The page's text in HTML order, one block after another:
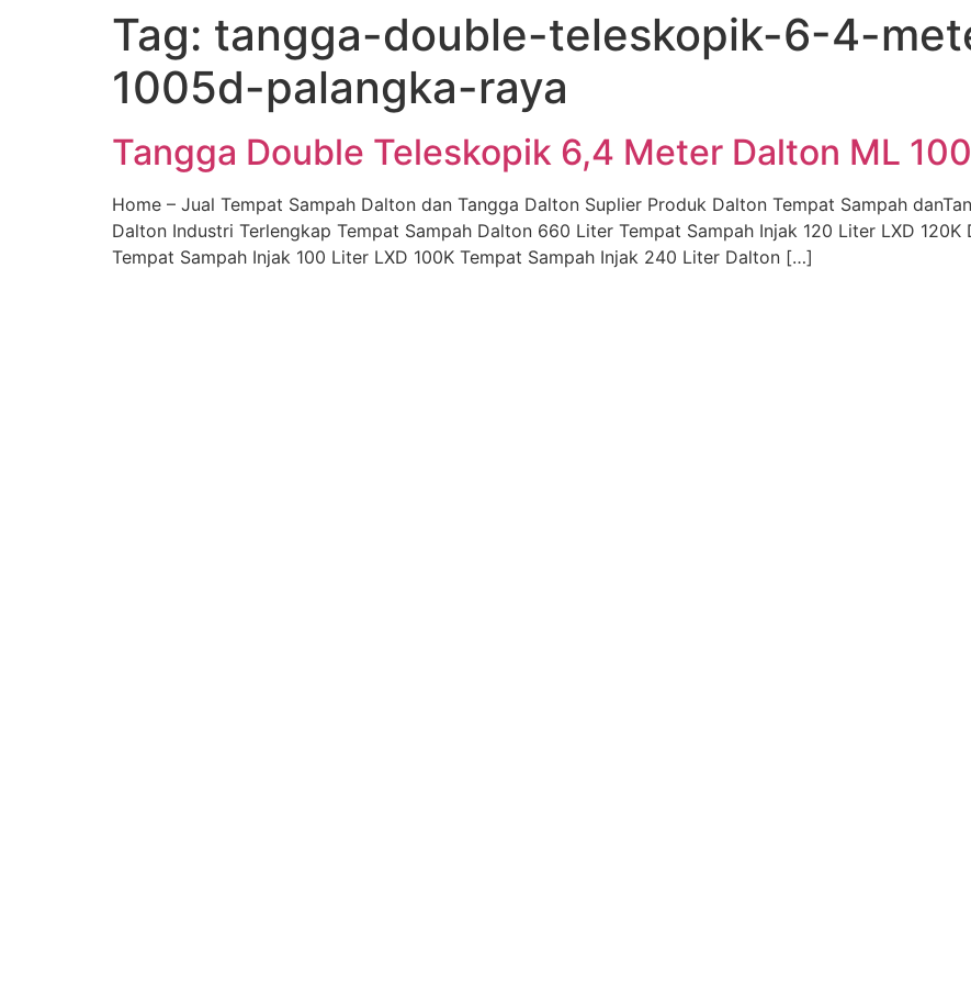
Tag: tangga-double-teleskopik-6-4-
1005d-palangka-raya
Tangga Double Teleskopik 6,4 Meter Dalton ML
Home – Jual Tempat Sampah Dalton dan Tangga Dalton Suplier Produk Dalton Tempat Sampah
Dalton Industri Terlengkap Tempat Sampah Dalton 660 Liter Tempat Sampah Injak 120 Liter LXD
Tempat Sampah Injak 100 Liter LXD 100K Tempat Sampah Injak 240 Liter Dalton […]